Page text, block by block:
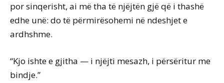
por sinqerisht, ai më tha të njëjtën gjë që i thashë
edhe unë: do të përmirësohemi në ndeshjet e
ardhshme.
“Kjo ishte e gjitha — i njëjti mesazh, i përsëritur me
bindje.”